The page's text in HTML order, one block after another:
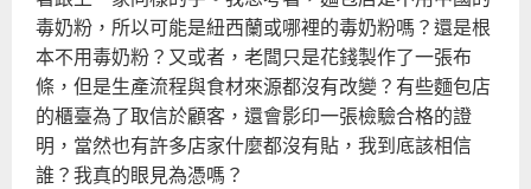
毒奶粉，所以可能是紐西蘭或哪裡的毒奶粉嗎？還是根
本不用毒奶粉？又或者，老闆只是花錢製作了一張布
條，但是生產流程與食材來源都沒有改變？有些麵包店
的櫃臺為了取信於顧客，還會影印一張檢驗合格的證
明，當然也有許多店家什麼都沒有貼，我到底該相信
誰？我真的眼見為憑嗎？